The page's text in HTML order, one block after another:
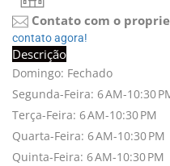
+ -
Leaflet
Contato com o
contato agora!
Descrição
Domingo: Fechado
Segunda-Feira: 6 AM-10:30
Terça-Feira: 6 AM-10:30 PM
Quarta-Feira: 6 AM-10:30 PM
Quinta-Feira: 6 AM-10:30 PM